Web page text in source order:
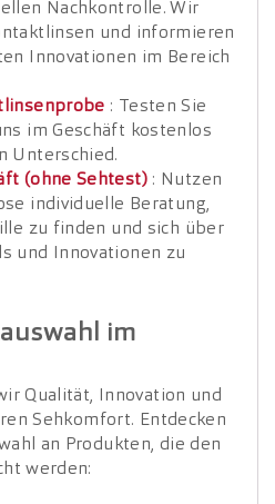
Nachkontrolle. Wir
und informieren
Innovationen im Bereich
: Testen Sie
im Geschäft kostenlos
Unterschied.
(ohne Sehtest): Nutzen
individuelle Beratung,
zu finden und sich über
und Innovationen zu
im
Qualität, Innovation und
Sehkomfort. Entdecken
an Produkten, die den
werden: